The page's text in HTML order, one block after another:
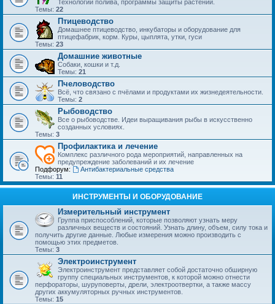
Технологии полива, программы защиты растений.
Темы: 22
Птицеводство
Домашнее птицеводство, инкубаторы и оборудование для
птицефабрик, корм. Куры, цыплята, утки, гуси
Темы: 23
Домашние животные
Собаки, кошки и т.д.
Темы: 21
Пчеловодство
Всё, что связано с пчёлами и продуктами их жизнедеятельности.
Темы: 2
Рыбоводство
Все о рыбоводстве. Идеи выращивания рыбы в искусственно
созданных условиях.
Темы: 3
Профилактика и лечение
Комплекс различного рода мероприятий, направленных на
предупреждение заболеваний и их лечение
Подфорум:
Антибактериальные средства
Темы: 11
ИНСТРУМЕНТЫ И ОБОРУДОВАНИЕ
Измерительный инструмент
Группа приспособлений, которые позволяют узнать меру
различных веществ и состояний. Узнать длину, объем, силу тока и
получить другие данные. Любые измерения можно производить с
помощью этих предметов.
Темы: 3
Электроинструмент
Электроинструмент представляет собой достаточно обширную
группу специальных инструментов, к которой можно отнести
перфораторы, шуруповерты, дрели, электроотвертки, а также массу
других аккумуляторных ручных инструментов.
Темы: 15